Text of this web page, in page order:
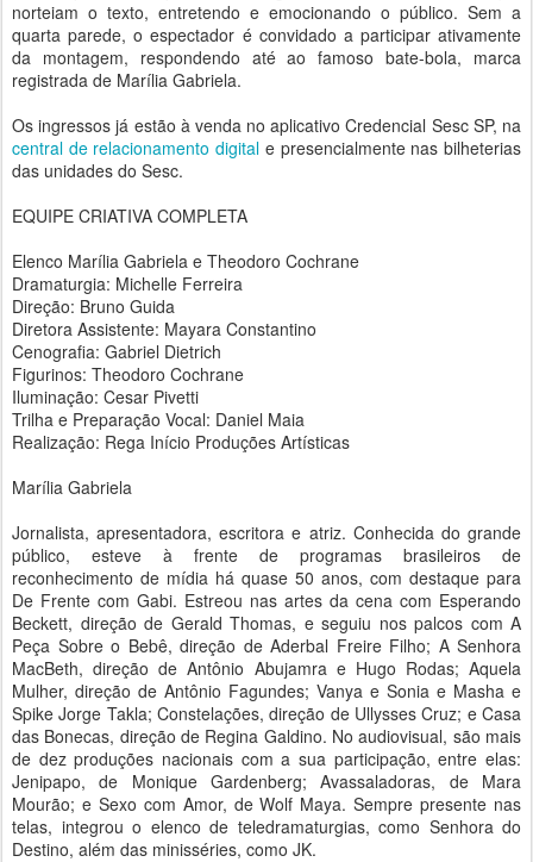
norteiam o texto, entretendo e emocionando o público. Sem a
quarta parede, o espectador é convidado a participar ativamente
da montagem, respondendo até ao famoso bate-bola, marca
registrada de Marília Gabriela.
Os ingressos já estão à venda no aplicativo Credencial Sesc SP, na
central de relacionamento digital e presencialmente nas bilheterias
das unidades do Sesc.
EQUIPE CRIATIVA COMPLETA
Elenco Marília Gabriela e Theodoro Cochrane
Dramaturgia: Michelle Ferreira
Direção: Bruno Guida
Diretora Assistente: Mayara Constantino
Cenografia: Gabriel Dietrich
Figurinos: Theodoro Cochrane
Iluminação: Cesar Pivetti
Trilha e Preparação Vocal: Daniel Maia
Realização: Rega Início Produções Artísticas
Marília Gabriela
Jornalista, apresentadora, escritora e atriz. Conhecida do grande
público, esteve à frente de programas brasileiros de
reconhecimento de mídia há quase 50 anos, com destaque para
De Frente com Gabi. Estreou nas artes da cena com Esperando
Beckett, direção de Gerald Thomas, e seguiu nos palcos com A
Peça Sobre o Bebê, direção de Aderbal Freire Filho; A Senhora
MacBeth, direção de Antônio Abujamra e Hugo Rodas; Aquela
Mulher, direção de Antônio Fagundes; Vanya e Sonia e Masha e
Spike Jorge Takla; Constelações, direção de Ullysses Cruz; e Casa
das Bonecas, direção de Regina Galdino. No audiovisual, são mais
de dez produções nacionais com a sua participação, entre elas:
Jenipapo, de Monique Gardenberg; Avassaladoras, de Mara
Mourão; e Sexo com Amor, de Wolf Maya. Sempre presente nas
telas, integrou o elenco de teledramaturgias, como Senhora do
Destino, além das minisséries, como JK.